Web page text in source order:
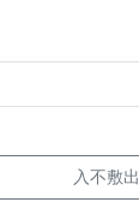
入不敷出